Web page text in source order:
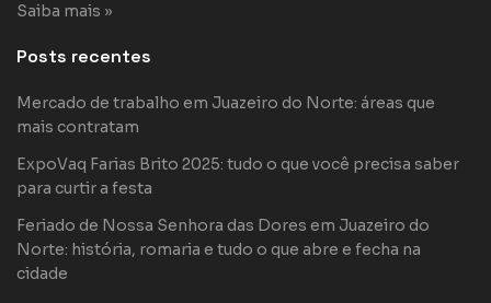
Saiba mais »
Posts recentes
Mercado de trabalho em Juazeiro do Norte: áreas que
mais contratam
ExpoVaq Farias Brito 2025: tudo o que você precisa saber
para curtir a festa
Feriado de Nossa Senhora das Dores em Juazeiro do
Norte: história, romaria e tudo o que abre e fecha na
cidade